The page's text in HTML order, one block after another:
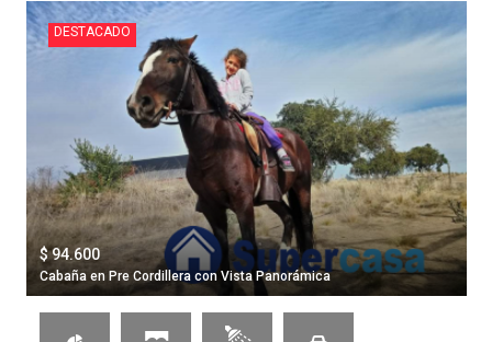
DESTACADO
$ 94.600
Cabaña en Pre Cordillera con Vista Panorámica